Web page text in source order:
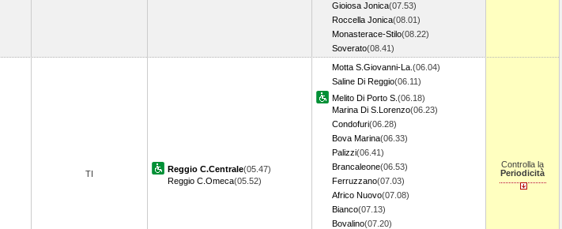
Gioiosa Jonica(07.53)
Roccella Jonica(08.01)
Monasterace-Stilo(08.22)
Soverato(08.41)
TI Reggio C.Centrale(05.47)
Reggio C.Omeca(05.52)
Motta S.Giovanni-La. (06.04)
Saline Di Reggio(06.11)
Melito Di Porto S. (06.18)
Marina Di S.Lorenzo(06.23)
Condofuri(06.28)
Bova Marina(06.33)
Palizzi(06.41)
Brancaleone(06.53)
Ferruzzano(07.03)
Africo Nuovo(07.08)
Bianco(07.13)
Bovalino(07.20)
Controlla la
Periodicità